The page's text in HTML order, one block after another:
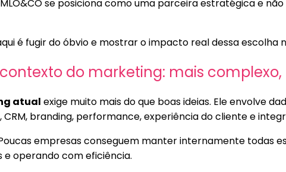
se posiciona como uma parceira estratégica e
é fugir do óbvio e mostrar o impacto real dessa escolha
do marketing: mais
atual exige muito mais do que boas ideias. Ele envolve
CRM, branding, performance, experiência do cliente e
empresas conseguem manter internamente todas
operando com eficiência.